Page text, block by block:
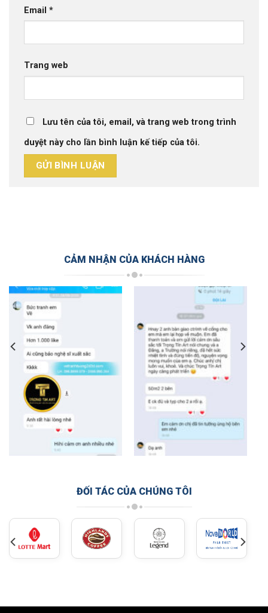
Email *
Trang web
Lưu tên của tôi, email, và trang web trong trình
duyệt này cho lần bình luận kế tiếp của tôi.
CẢM NHẬN CỦA KHÁCH HÀNG
ĐỐI TÁC CỦA CHÚNG TÔI